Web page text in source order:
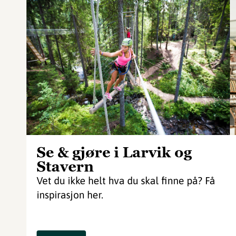
Se & gjøre i Larvik og
Stavern
Vet du ikke helt hva du skal finne på? Få
inspirasjon her.